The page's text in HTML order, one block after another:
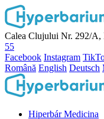
Calea Clujului Nr. 292/A,
55
Facebook Instagram
Română English Deutsch
Hiperbár Medicina